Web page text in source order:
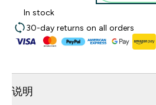
In stock
30-day returns on all orders
说明